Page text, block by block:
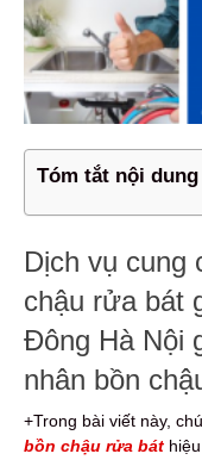
Tóm tắt nội
Dịch vụ cung
chậu rửa bát
Đông Hà Nội
nhân bồn
+Trong bài viết này,
bồn chậu rửa bát